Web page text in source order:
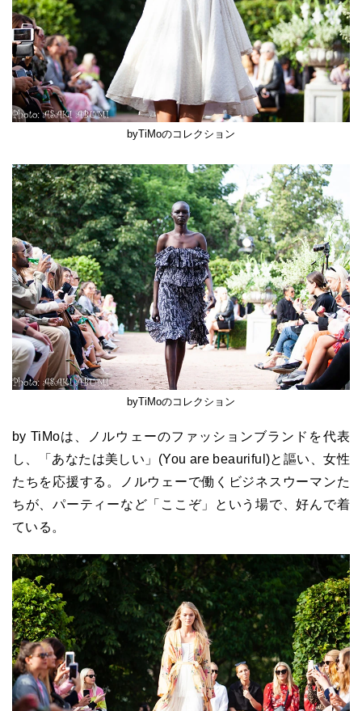
byTiMoのコレクション
byTiMoのコレクション
by TiMoは、ノルウェーのファッションブランドを代表
し、「あなたは美しい」(You are beauriful)と謳い、女性
たちを応援する。ノルウェーで働くビジネスウーマンた
ちが、パーティーなど「ここぞ」という場で、好んで着
ている。